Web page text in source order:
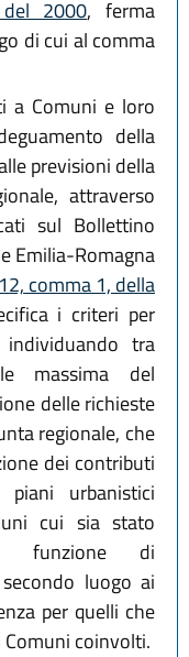
2000, ferma
di cui al comma
a Comuni e loro
della
previsioni della
attraverso
sul Bollettino
Emilia-Romagna
comma 1, della
i criteri per
individuando tra
massima del
delle richieste
regionale, che
dei contributi
urbanistici
cui sia stato
funzione di
luogo ai
per quelli che
coinvolti.